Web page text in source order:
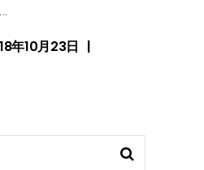
年10月23日